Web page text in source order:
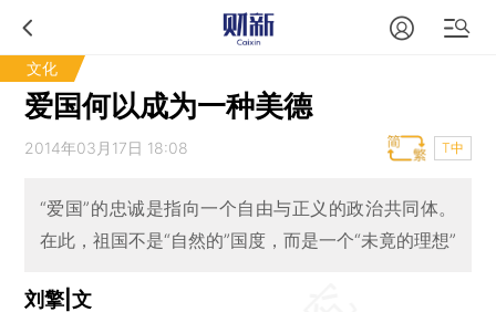
文化
爱国何以成为一种美德
2014年03月17日 18:08 T中
“爱国”的忠诚是指向一个自由与正义的政治共同体。
在此，祖国不是“自然的”国度，而是一个“未竟的理想”
刘擎|文